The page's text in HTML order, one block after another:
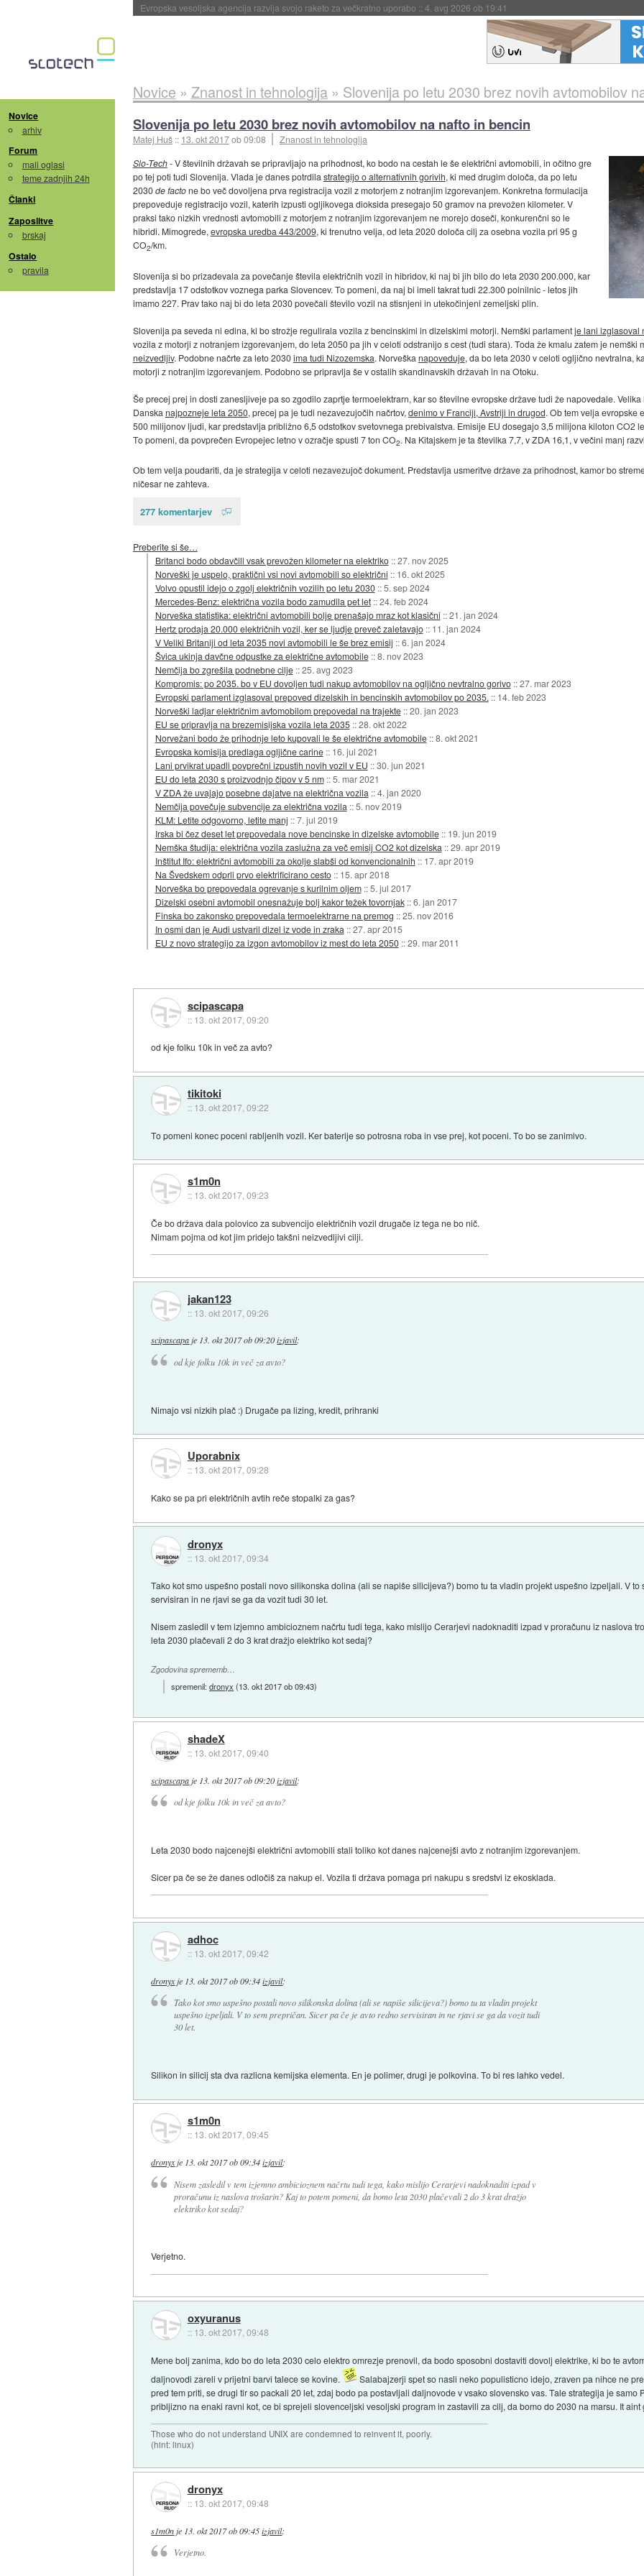
Evropska vesoljska agencija razvija svojo raketo za večkratno uporabo :: 4. avg 2026 ob 19:41
Novice
arhiv
Forum
mali oglasi
teme zadnjih 24h
Članki
Zaposlitve
brskaj
Ostalo
pravila
Novice » Znanost in tehnologija» Slovenija po letu 2030 brez novih avtomobilov
Slovenija po letu 2030 brez novih avtomobilov na nafto in bencin
Matej Huš :: 13. okt 2017ob 09:08
Znanost in tehnologija
Slo-Tech- V številnih državah se pripravljajo na prihodnost, ko bodo na cestah le še električni avtomobili, in očitno gre
po tej poti tudi Slovenija. Vlada je danes potrdila strategijo o alternativnih gorivih, ki med drugim določa, da po letu
2030de factone bo več dovoljena prva registracija vozil z motorjem z notranjim izgorevanjem. Konkretna formulacija
prepoveduje registracijo vozil, katerih izpusti ogljikovega dioksida presegajo 50 gramov na prevožen kilometer. V
praksi tako nizkih vrednosti avtomobili z motorjem z notranjim izgorevanjem ne morejo doseči, konkurenčni so le
hibridi. Mimogrede, evropska uredba 443/2009, ki trenutno velja, od leta 2020 določa cilj za osebna vozila pri 95 g
CO2/km.
Slovenija si bo prizadevala za povečanje števila električnih vozil in hibridov, ki naj bi jih bilo do leta 2030 200.000, kar
predstavlja 17 odstotkov voznega parka Slovencev. To pomeni, da naj bi imeli takrat tudi 22.300 polnilnic - letos jih
imamo 227. Prav tako naj bi do leta 2030 povečali število vozil na stisnjeni in utekočinjeni zemeljski plin.
Slovenija pa seveda ni edina, ki bo strožje regulirala vozila z bencinskimi in dizelskimi motorji. Nemški parlamentje lani izglasoval
vozila z motorji z notranjem izgorevanjem, do leta 2050 pa jih v celoti odstranijo s cest (tudi stara). Toda že kmalu zatem je nemški
neizvedljiv. Podobne načrte za leto 2030ima tudi Nizozemska. Norveška napoveduje, da bo leta 2030 v celoti ogljično nevtralna,
motorji z notranjim izgorevanjem. Podobno se pripravlja še v ostalih skandinavskih državah in na Otoku.
Še precej prej in dosti zanesljiveje pa so zgodilo zaprtje termoelektrarn, kar so številne evropske države tudi že napovedale. Velika
Danska najpozneje leta 2050, precej pa je tudi nezavezujočih načrtov, denimo v Franciji, Avstriji in drugod. Ob tem velja evropske
500 milijonov ljudi, kar predstavlja približno 6,5 odstotkov svetovnega prebivalstva. Emisije EU dosegajo 3,5 milijona kiloton CO2
To pomeni, da povprečen Evropejec letno v ozračje spusti 7 ton CO2. Na Kitajskem je ta številka 7,7, v ZDA 16,1, v večini manj
Ob tem velja poudariti, da je strategija v celoti nezavezujoč dokument. Predstavlja usmeritve države za prihodnost, kamor bo
ničesar ne zahteva.
277 komentarjev
Preberite si še…
Britanci bodo obdavčili vsak prevožen kilometer na elektriko ::27. nov 2025
Norveški je uspelo, praktični vsi novi avtomobili so električni :: 16. okt 2025
Volvo opustil idejo o zgolj električnih vozilih po letu 2030 ::5. sep 2024
Mercedes-Benz: električna vozila bodo zamudila pet let ::24. feb 2024
Norveška statistika: električni avtomobili bolje prenašajo mraz kot klasični ::21. jan 2024
Hertz prodaja 20.000 električnih vozil, ker se ljudje preveč zaletavajo :: 11. jan 2024
V Veliki Britaniji od leta 2035 novi avtomobili le še brez emisij ::6. jan 2024
Švica ukinja davčne odpustke za električne avtomobile ::8. nov 2023
Nemčija bo zgrešila podnebne cilje ::25. avg 2023
Kompromis: po 2035. bo v EU dovoljen tudi nakup avtomobilov na ogljično nevtralno gorivo ::27. mar 2023
Evropski parlament izglasoval prepoved dizelskih in bencinskih avtomobilov po 2035. :: 14. feb 2023
Norveški ladjar električnim avtomobilom prepovedal na trajekte ::20. jan 2023
EU se pripravlja na brezemisijska vozila leta 2035 ::28. okt 2022
Norvežani bodo že prihodnje leto kupovali le še električne avtomobile ::8. okt 2021
Evropska komisija predlaga ogljične carine :: 16. jul 2021
Lani prvikrat upadli povprečni izpustih novih vozil v EU ::30. jun 2021
EU do leta 2030 s proizvodnjo čipov v 5 nm ::5. mar 2021
V ZDA že uvajajo posebne dajatve na električna vozila ::4. jan 2020
Nemčija povečuje subvencije za električna vozila ::5. nov 2019
KLM: Letite odgovorno, letite manj ::7. jul 2019
Irska bi čez deset let prepovedala nove bencinske in dizelske avtomobile :: 19. jun 2019
Nemška študija: električna vozila zaslužna za več emisij CO2 kot dizelska ::29. apr 2019
Inštitut Ifo: električni avtomobili za okolje slabši od konvencionalnih :: 17. apr 2019
Na Švedskem odprli prvo elektrificirano cesto :: 15. apr 2018
Norveška bo prepovedala ogrevanje s kurilnim oljem ::5. jul 2017
Dizelski osebni avtomobil onesnažuje bolj kakor težek tovornjak ::6. jan 2017
Finska bo zakonsko prepovedala termoelektrarne na premog ::25. nov 2016
In osmi dan je Audi ustvaril dizel iz vode in zraka ::27. apr 2015
EU z novo strategijo za izgon avtomobilov iz mest do leta 2050 ::29. mar 2011
scipascapa
:: 13. okt 2017, 09:20
od kje folku 10k in več za avto?
tikitoki
:: 13. okt 2017, 09:22
To pomeni konec poceni rabljenih vozil. Ker baterije so potrosna roba in vse prej, kot poceni. To bo se zanimivo.
s1m0n
:: 13. okt 2017, 09:23
Če bo država dala polovico za subvencijo električnih vozil drugače iz tega ne bo nič.
Nimam pojma od kot jim pridejo takšni neizvedljivi cilji.
jakan123
:: 13. okt 2017, 09:26
scipascapaje 13. okt 2017 ob 09:20 izjavil:
od kje folku 10k in več za avto?
Nimajo vsi nizkih plač :) Drugače pa lizing, kredit, prihranki
Uporabnix
:: 13. okt 2017, 09:28
Kako se pa pri električnih avtih reče stopalki za gas?
dronyx
:: 13. okt 2017, 09:34
Tako kot smo uspešno postali novo silikonska dolina (ali se napiše silicijeva?) bomo tu ta vladin projekt uspešno izpeljali. V
servisiran in ne rjavi se ga da vozit tudi 30 let.
Nisem zasledil v tem izjemno ambicioznem načrtu tudi tega, kako mislijo Cerarjevi nadoknaditi izpad v proračunu iz naslova
leta 2030 plačevali 2 do 3 krat dražjo elektriko kot sedaj?
Zgodovina sprememb…
spremenil:dronyx (13. okt 2017 ob 09:43)
shadeX
:: 13. okt 2017, 09:40
scipascapa je 13. okt 2017 ob 09:20 izjavil:
od kje folku 10k in več za avto?
Leta 2030 bodo najcenejši električni avtomobili stali toliko kot danes najcenejši avto z notranjim izgorevanjem.
Sicer pa če se že danes odločiš za nakup el. Vozila ti država pomaga pri nakupu s sredstvi iz ekosklada.
adhoc
:: 13. okt 2017, 09:42
dronyxje 13. okt 2017 ob 09:34 izjavil:
Tako kot smo uspešno postali novo silikonska dolina (ali se napiše silicijeva?) bomo tu ta vladin projekt
uspešno izpeljali. V to sem prepričan. Sicer pa če je avto redno servisiran in ne rjavi se ga da vozit tudi
30 let.
Silikon in silicij sta dva razlicna kemijska elementa. En je polimer, drugi je polkovina. To bi res lahko vedel.
s1m0n
:: 13. okt 2017, 09:45
dronyxje 13. okt 2017 ob 09:34 izjavil:
Nisem zasledil v tem izjemno ambicioznem načrtu tudi tega, kako mislijo Cerarjevi nadoknaditi izpad v
proračunu iz naslova trošarin? Kaj to potem pomeni, da bomo leta 2030 plačevali 2 do 3 krat dražjo
elektriko kot sedaj?
Verjetno.
oxyuranus
:: 13. okt 2017, 09:48
Mene bolj zanima, kdo bo do leta 2030 celo elektro omrezje prenovil, da bodo sposobni dostaviti dovolj elektrike, ki bo te
daljnovodi zareli v prijetni barvi talece se kovine.
Salabajzerji spet so nasli neko populisticno idejo, zraven pa nihce ne
pred tem priti, se drugi tir so packali 20 let, zdaj bodo pa postavljali daljnovode v vsako slovensko vas. Tale strategija je samo
pribljizno na enaki ravni kot, ce bi sprejeli slovenceljski vesoljski program in zastavili za cilj, da bomo do 2030 na marsu. It aint
Those who do not understand UNIX are condemned to reinvent it, poorly.
(hint: linux)
dronyx
:: 13. okt 2017, 09:48
s1m0n je 13. okt 2017 ob 09:45 izjavil:
Verjetno.